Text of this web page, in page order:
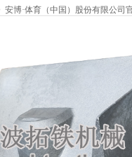
安博·体育（中国）股份有限公司